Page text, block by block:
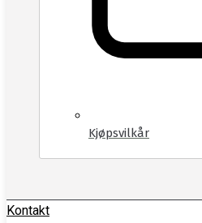
Kjøpsvilkår
Kontakt